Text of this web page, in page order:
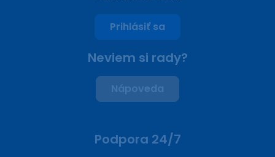
Prihlásiť sa
Neviem si rady?
Nápoveda
Podpora 24/7